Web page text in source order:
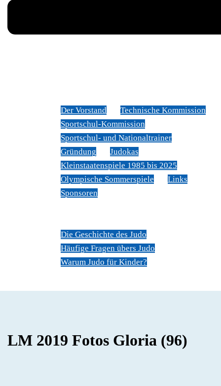
Der Vorstand
Technische Kommission
Sportschul-Kommission
Sportschul- und Nationaltrainer
Gründung
Judokas
Kleinstaatenspiele 1985 bis 2025
Olympische Sommerspiele
Links
Sponsoren
Die Geschichte des Judo
Häufige Fragen übers Judo
Warum Judo für Kinder?
LM 2019 Fotos Gloria (96)